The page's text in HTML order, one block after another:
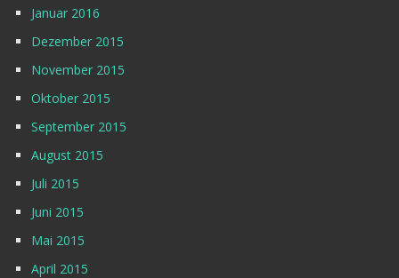
Januar 2016
Dezember 2015
November 2015
Oktober 2015
September 2015
August 2015
Juli 2015
Juni 2015
Mai 2015
April 2015